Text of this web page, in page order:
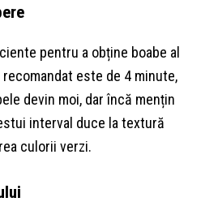
pentru a obține boabe al
este de 4 minute,
devin moi, dar încă mențin
interval duce la textură
culorii verzi.